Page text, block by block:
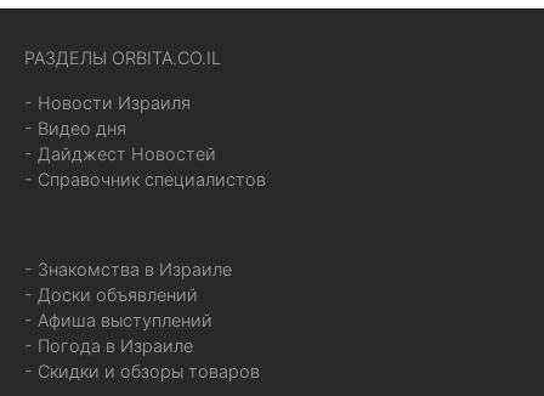
РАЗДЕЛЫ ORBITA.CO.IL
- Новости Израиля
- Видео дня
- Дайджест Новостей
- Справочник специалистов
- Знакомства в Израиле
- Доски объявлений
- Афиша выступлений
- Погода в Израиле
- Скидки и обзоры товаров